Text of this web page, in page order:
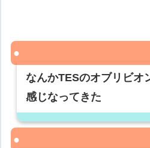
なんかTESのオブリビオ
感じなってきた